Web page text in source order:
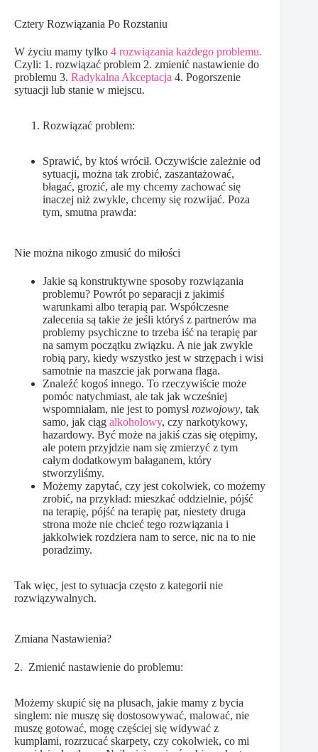
Cztery Rozwiązania Po Rozstaniu
W życiu mamy tylko 4 rozwiązania każdego problemu.
Czyli: 1. rozwiązać problem 2. zmienić nastawienie do
problemu 3. Radykalna Akceptacja 4. Pogorszenie
sytuacji lub stanie w miejscu.
Rozwiązać problem:
Sprawić, by ktoś wrócił. Oczywiście zależnie od
sytuacji, można tak zrobić, zaszantażować,
błagać, grozić, ale my chcemy zachować się
inaczej niż zwykle, chcemy się rozwijać. Poza
tym, smutna prawda:
Nie można nikogo zmusić do miłości
Jakie są konstruktywne sposoby rozwiązania
problemu? Powrót po separacji z jakimiś
warunkami albo terapią par. Współczesne
zalecenia są takie że jeśli któryś z partnerów ma
problemy psychiczne to trzeba iść na terapię par
na samym początku związku. A nie jak zwykle
robią pary, kiedy wszystko jest w strzępach i wisi
samotnie na maszcie jak porwana flaga.
Znaleźć kogoś innego. To rzeczywiście może
pomóc natychmiast, ale tak jak wcześniej
wspomniałam, nie jest to pomysł rozwojowy, tak
samo, jak ciąg alkoholowy, czy narkotykowy,
hazardowy. Być może na jakiś czas się otępimy,
ale potem przyjdzie nam się zmierzyć z tym
całym dodatkowym bałaganem, który
stworzyliśmy.
Możemy zapytać, czy jest cokolwiek, co możemy
zrobić, na przykład: mieszkać oddzielnie, pójść
na terapię, pójść na terapię par, niestety druga
strona może nie chcieć tego rozwiązania i
jakkolwiek rozdziera nam to serce, nic na to nie
poradzimy.
Tak więc, jest to sytuacja często z kategorii nie
rozwiązywalnych.
Zmiana Nastawienia?
2. Zmienić nastawienie do problemu:
Możemy skupić się na plusach, jakie mamy z bycia
singlem: nie muszę się dostosowywać, malować, nie
muszę gotować, mogę częściej się widywać z
kumplami, rozrzucać skarpety, czy cokolwiek, co mi